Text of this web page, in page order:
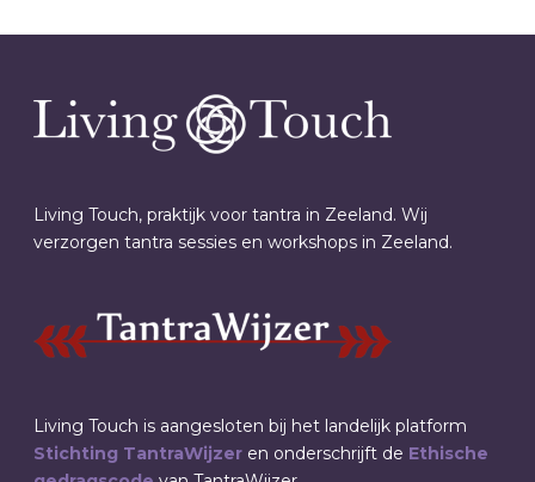
Living Touch, praktijk voor tantra in Zeeland. Wij
verzorgen tantra sessies en workshops in Zeeland.
Living Touch is aangesloten bij het landelijk platform
Stichting TantraWijzer en onderschrijft de Ethische